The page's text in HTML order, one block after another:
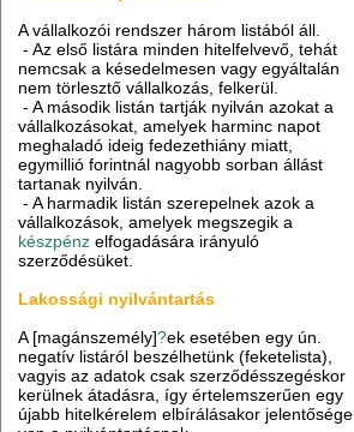
A vállalkozói rendszer három listából áll.
- Az első listára minden hitelfelvevő, tehát
nemcsak a késedelmesen vagy egyáltalán
nem törlesztő vállalkozás, felkerül.
- A második listán tartják nyilván azokat a
vállalkozásokat, amelyek harminc napot
meghaladó ideig fedezethiány miatt,
egymillió forintnál nagyobb sorban állást
tartanak nyilván.
- A harmadik listán szerepelnek azok a
vállalkozások, amelyek megszegik a
készpénz elfogadására irányuló
szerződésüket.
Lakossági nyilvántartás
A [magánszemély]?ek esetében egy ún.
negatív listáról beszélhetünk (feketelista),
vagyis az adatok csak szerződésszegéskor
kerülnek átadásra, így értelemszerűen egy
újabb hitelkérelem elbírálásakor jelentősége